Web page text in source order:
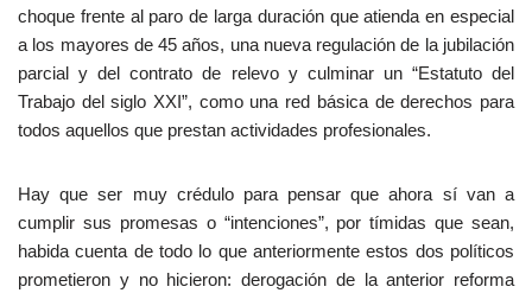
choque frente al paro de larga duración que atienda en especial
a los mayores de 45 años, una nueva regulación de la jubilación
parcial y del contrato de relevo y culminar un “Estatuto del
Trabajo del siglo XXI”, como una red básica de derechos para
todos aquellos que prestan actividades profesionales.
Hay que ser muy crédulo para pensar que ahora sí van a
cumplir sus promesas o “intenciones”, por tímidas que sean,
habida cuenta de todo lo que anteriormente estos dos políticos
prometieron y no hicieron: derogación de la anterior reforma